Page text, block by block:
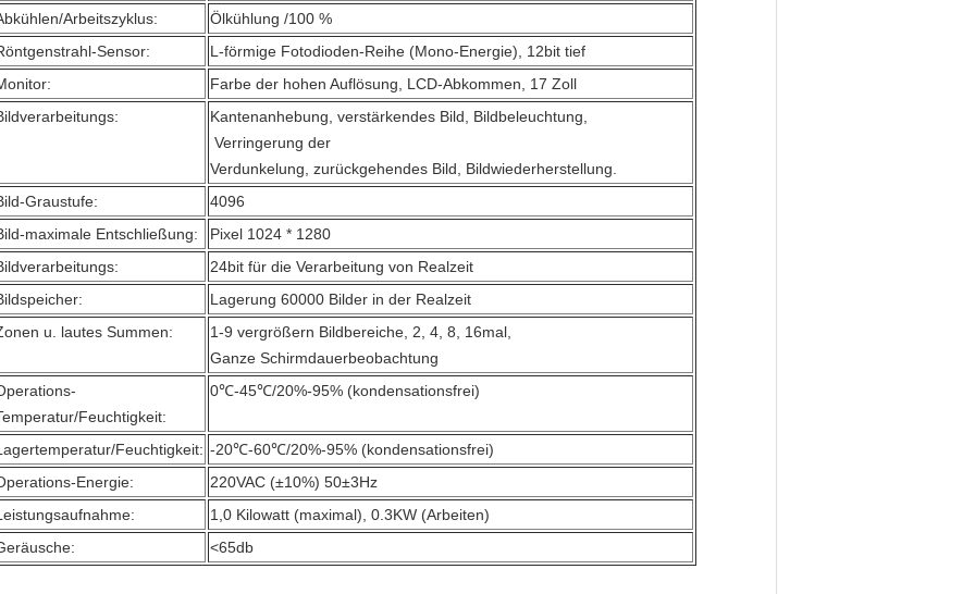
Arbeitszyklus:
Ölkühlung /100 %
Sensor:
L-förmige Fotodioden-Reihe (Mono-Energie), 12bit tief
Farbe der hohen Auflösung, LCD-Abkommen, 17 Zoll
Kantenanhebung, verstärkendes Bild, Bildbeleuchtung,
Verringerung der
Verdunkelung, zurückgehendes Bild, Bildwiederherstellung.
Graustufe:
4096
maximale Entschließung:
Pixel 1024 * 1280
24bit für die Verarbeitung von Realzeit
Lagerung 60000 Bilder in der Realzeit
u. lautes Summen:
1-9 vergrößern Bildbereiche, 2, 4, 8, 16mal,
Ganze Schirmdauerbeobachtung
Feuchtigkeit:
0℃-45℃/20%-95% (kondensationsfrei)
Feuchtigkeit: -20℃-60℃/20%-95% (kondensationsfrei)
Energie:
220VAC (±10%) 50±3Hz
1,0 Kilowatt (maximal), 0.3KW (Arbeiten)
<65db